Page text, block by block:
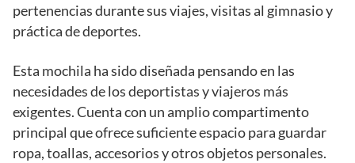
pertenencias durante sus viajes, visitas al gimnasio y
práctica de deportes.
Esta mochila ha sido diseñada pensando en las
necesidades de los deportistas y viajeros más
exigentes. Cuenta con un amplio compartimento
principal que ofrece suficiente espacio para guardar
ropa, toallas, accesorios y otros objetos personales.